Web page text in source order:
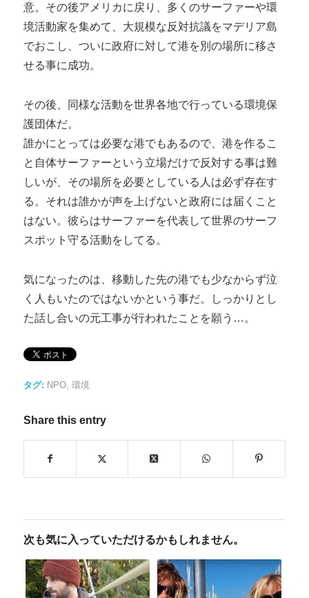
意。その後アメリカに戻り、多くのサーファーや環
境活動家を集めて、大規模な反対抗議をマデリア島
でおこし、ついに政府に対して港を別の場所に移さ
せる事に成功。
その後、同様な活動を世界各地で行っている環境保
護団体だ。
誰かにとっては必要な港でもあるので、港を作るこ
と自体サーファーという立場だけで反対する事は難
しいが、その場所を必要としている人は必ず存在す
る。それは誰かが声を上げないと政府には届くこと
はない。彼らはサーファーを代表して世界のサーフ
スポット守る活動をしてる。
気になったのは、移動した先の港でも少なからず泣
く人もいたのではないかという事だ。しっかりとし
た話し合いの元工事が行われたことを願う…。
タグ: NPO, 環境
Share this entry
次も気に入っていただけるかもしれません。